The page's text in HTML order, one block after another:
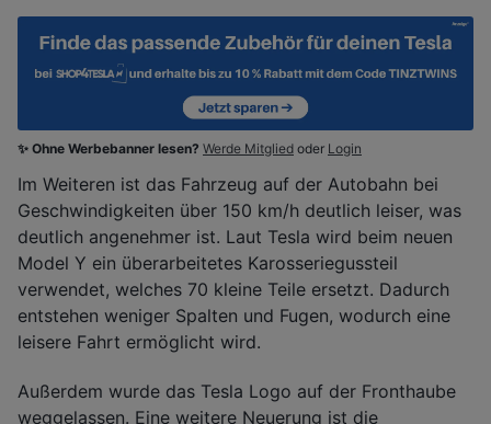
✨ Ohne Werbebanner lesen? Werde Mitglied oder Login
Im Weiteren ist das Fahrzeug auf der Autobahn bei
Geschwindigkeiten über 150 km/h deutlich leiser, was
deutlich angenehmer ist. Laut Tesla wird beim neuen
Model Y ein überarbeitetes Karosseriegussteil
verwendet, welches 70 kleine Teile ersetzt. Dadurch
entstehen weniger Spalten und Fugen, wodurch eine
leisere Fahrt ermöglicht wird.
Außerdem wurde das Tesla Logo auf der Fronthaube
weggelassen. Eine weitere Neuerung ist die